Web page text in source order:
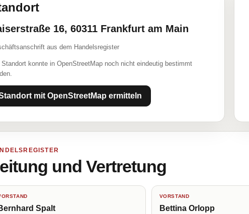
16, 60311 Frankfurt am Main
aus dem Handelsregister
Standort konnte in OpenStreetMap noch nicht eindeutig bestimmt
mit OpenStreetMap ermitteln
und Vertretung
Spalt
VORSTAND
Bettina Orlopp